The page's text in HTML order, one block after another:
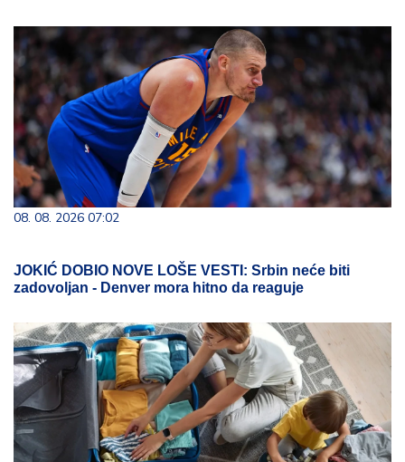
08. 08. 2026 07:02
JOKIĆ DOBIO NOVE LOŠE VESTI: Srbin neće biti
zadovoljan - Denver mora hitno da reaguje